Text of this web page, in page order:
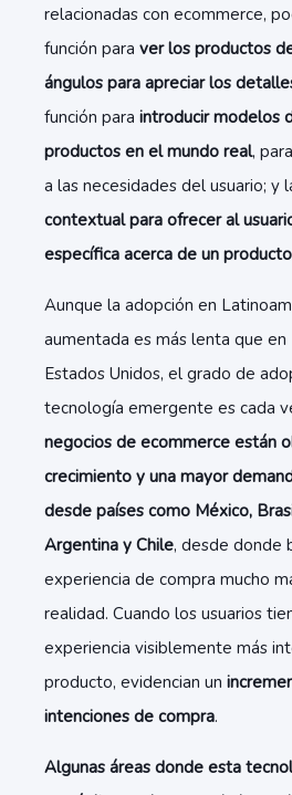
relacionadas con ecommerce,
función para ver los productos
ángulos para apreciar los
función para introducir modelos
productos en el mundo real,
a las necesidades del usuario; y
contextual para ofrecer al
específica acerca de un
Aunque la adopción en
aumentada es más lenta que
Estados Unidos, el grado de
tecnología emergente es cada
negocios de ecommerce están
crecimiento y una mayor
desde países como México,
Argentina y Chile, desde donde
experiencia de compra mucho
realidad. Cuando los usuarios
experiencia visiblemente más
producto, evidencian un
intenciones de compra.
Algunas áreas donde esta